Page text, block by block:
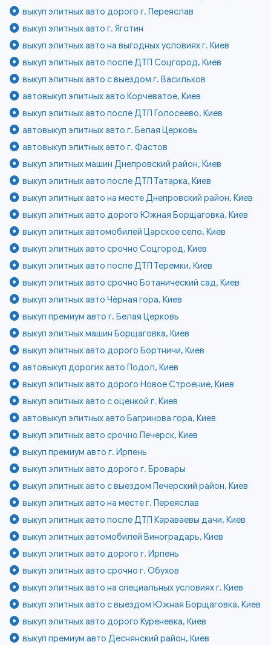
выкуп элитных авто дорого г. Переяслав
выкуп элитных авто г. Яготин
выкуп элитных авто на выгодных условиях г. Киев
выкуп элитных авто после ДТП Соцгород, Киев
выкуп элитных авто с выездом г. Васильков
автовыкуп элитных авто Корчеватое, Киев
выкуп элитных авто после ДТП Голосеево, Киев
автовыкуп элитных авто г. Белая Церковь
автовыкуп элитных авто г. Фастов
выкуп элитных машин Днепровский район, Киев
выкуп элитных авто после ДТП Татарка, Киев
выкуп элитных авто на месте Днепровский район, Киев
выкуп элитных авто дорого Южная Борщаговка, Киев
выкуп элитных автомобилей Царское село, Киев
выкуп элитных авто срочно Соцгород, Киев
выкуп элитных авто после ДТП Теремки, Киев
выкуп элитных авто срочно Ботанический сад, Киев
выкуп элитных авто Чёрная гора, Киев
выкуп премиум авто г. Белая Церковь
выкуп элитных машин Борщаговка, Киев
выкуп элитных авто дорого Бортничи, Киев
автовыкуп дорогих авто Подол, Киев
выкуп элитных авто дорого Новое Строение, Киев
выкуп элитных авто с оценкой г. Киев
автовыкуп элитных авто Багринова гора, Киев
выкуп элитных авто срочно Печерск, Киев
выкуп премиум авто г. Ирпень
выкуп элитных авто дорого г. Бровары
выкуп элитных авто с выездом Печерский район, Киев
выкуп элитных авто на месте г. Переяслав
выкуп элитных авто после ДТП Караваевы дачи, Киев
выкуп элитных автомобилей Виноградарь, Киев
выкуп элитных авто дорого г. Ирпень
выкуп элитных авто срочно г. Обухов
выкуп элитных авто на специальных условиях г. Киев
выкуп элитных авто с выездом Южная Борщаговка, Киев
выкуп элитных авто дорого Куреневка, Киев
выкуп премиум авто Деснянский район, Киев